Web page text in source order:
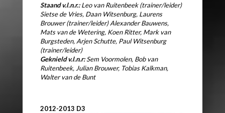
Staand v.l.n.r.:Leo van Ruitenbeek (trainer/leider)
Sietse de Vries, Daan Witsenburg, Laurens
Brouwer (trainer/leider) Alexander Bauwens,
Mats van de Wetering, Koen Ritter, Mark van
Burgsteden, Arjen Schutte, Paul Witsenburg
(trainer/leider)
Geknield v.l.n.r:Sem Voormolen, Bob van
Ruitenbeek, Julian Brouwer, Tobias Kalkman,
Walter van de Bunt
2012-2013 D3